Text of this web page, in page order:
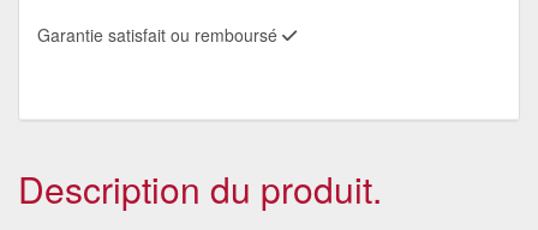
Garantie satisfait ou remboursé
Description du produit.